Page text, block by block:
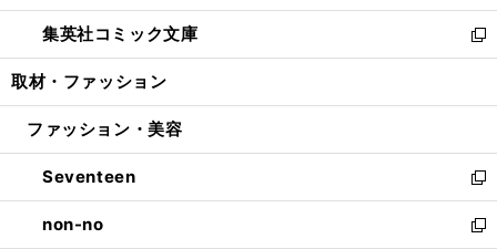
開
く
ウ
で
開
ン
ド
ウ
開
ウ
ィ
ン
ウ
開
く
し
い
ウ
ン
ウ
で
開
く
集英社コミック文庫
新
し
ウ
ン
ド
ウ
で
取材・ファッション
ファッション・美容
Seventeen
新
し
い
non-no
新